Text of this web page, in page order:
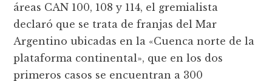
áreas CAN 100, 108 y 114, el gremialista
declaró que se trata de franjas del Mar
Argentino ubicadas en la «Cuenca norte de la
plataforma continental», que en los dos
primeros casos se encuentran a 300